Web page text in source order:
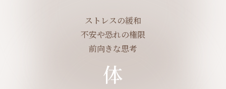
ストレスの緩和
不安や恐れの権限
前向きな思考
体